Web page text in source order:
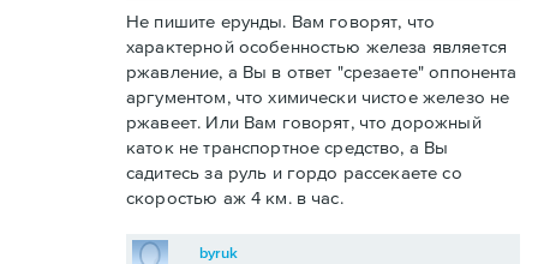
Не пишите ерунды. Вам говорят, что
характерной особенностью железа является
ржавление, а Вы в ответ "срезаете" оппонента
аргументом, что химически чистое железо не
ржавеет. Или Вам говорят, что дорожный
каток не транспортное средство, а Вы
садитесь за руль и гордо рассекаете со
скоростью аж 4 км. в час.
byruk